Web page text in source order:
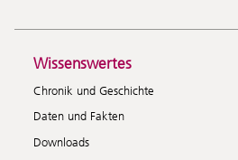
Wissenswertes
Chronik und Geschichte
Daten und Fakten
Downloads